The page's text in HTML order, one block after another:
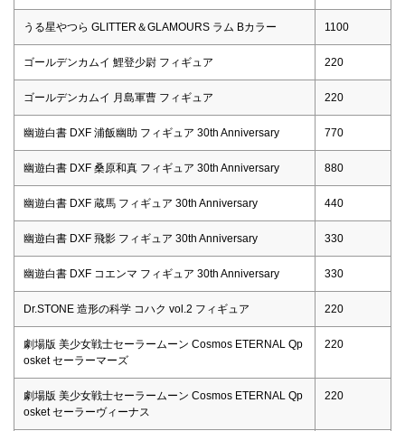
うる星やつら GLITTER＆GLAMOURS ラム Bカラー 1100
ゴールデンカムイ 鯉登少尉 フィギュア 220
ゴールデンカムイ 月島軍曹 フィギュア 220
幽遊白書 DXF 浦飯幽助 フィギュア 30th Anniversary 770
幽遊白書 DXF 桑原和真 フィギュア 30th Anniversary 880
幽遊白書 DXF 蔵馬 フィギュア 30th Anniversary 440
幽遊白書 DXF 飛影 フィギュア 30th Anniversary 330
幽遊白書 DXF コエンマ フィギュア 30th Anniversary 330
Dr.STONE 造形の科学 コハク vol.2 フィギュア 220
劇場版 美少女戦士セーラームーン Cosmos ETERNAL Qp
osket セーラーマーズ
220
劇場版 美少女戦士セーラームーン Cosmos ETERNAL Qp
osket セーラーヴィーナス
220